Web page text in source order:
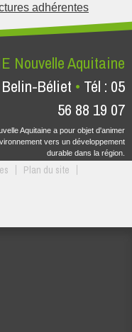
adhérentes
Nouvelle Aquitaine
Béliet
Tél : 05
56 88 19 07
Aquitaine a pour objet d'animer
vers un développement
durable dans la région.
Plan du site